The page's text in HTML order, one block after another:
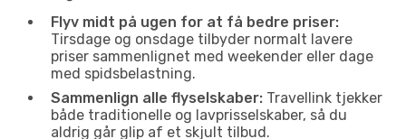
Flyv midt på ugen for at få bedre priser:
Tirsdage og onsdage tilbyder normalt lavere
priser sammenlignet med weekender eller dage
med spidsbelastning.
Sammenlign alle flyselskaber: Travellink tjekker
både traditionelle og lavprisselskaber, så du
aldrig går glip af et skjult tilbud.